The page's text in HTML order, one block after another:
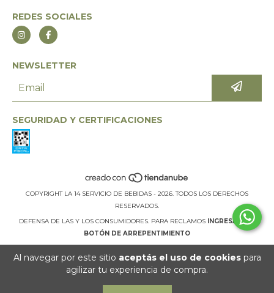
Al navegar por este sitio aceptás el uso de cookiespara
agilizar tu experiencia de compra.
REDES SOCIALES
NEWSLETTER
SEGURIDAD Y CERTIFICACIONES
COPYRIGHT LA 14 SERVICIO DE BEBIDAS - 2026. TODOS LOS DERECHOS
RESERVADOS.
DEFENSA DE LAS Y LOS CONSUMIDORES. PARA RECLAMOS
INGRESÁ ACÁ.
BOTÓN DE ARREPENTIMIENTO